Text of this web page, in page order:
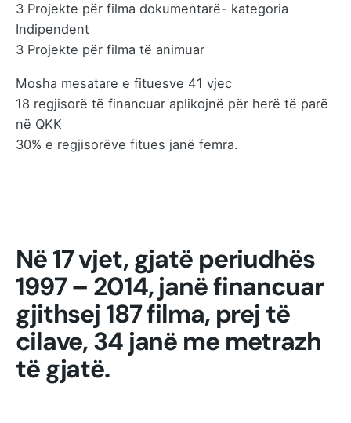
3 Projekte për filma dokumentarë- kategoria
Indipendent
3 Projekte për filma të animuar
Mosha mesatare e fituesve 41 vjec
18 regjisorë të financuar aplikojnë për herë të parë
në QKK
30% e regjisorëve fitues janë femra.
Në 17 vjet, gjatë periudhës
1997 – 2014, janë financuar
gjithsej 187 filma, prej të
cilave, 34 janë me metrazh
të gjatë.